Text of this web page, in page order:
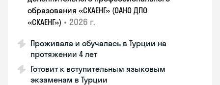
образования «СКАЕНГ» (ОАНО ДПО
«СКАЕНГ») • 2026 г.
Проживала и обучалась в Турции на
протяжении 4 лет
Готовит к вступительным языковым
экзаменам в Турции